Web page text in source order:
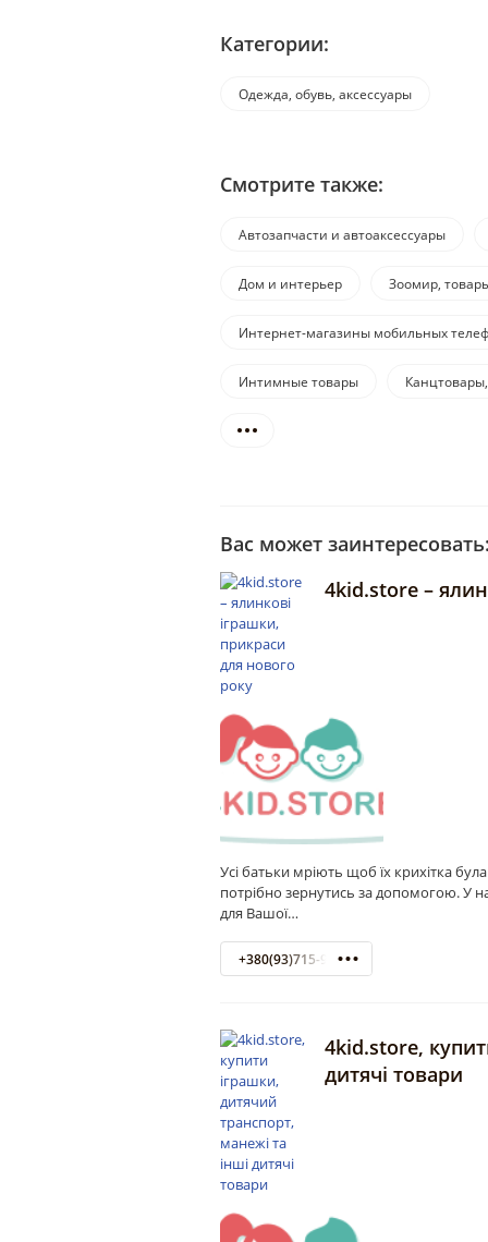
Категории:
Одежда, обувь, аксессуары
Смотрите также:
Автозапчасти и автоаксессуары
Дом и интерьер Зоомир,
Интернет-магазины мобильных
Интимные товары
Вас может
4kid.store –
Усі батьки мріють щоб їх крихітка
потрібно зернутись за допомогою. У
для Вашої…
+380(93)715-96-26
4kid.store,
дитячі товари